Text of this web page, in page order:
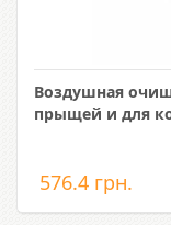
Воздушная
прыщей и для
576.4 грн.